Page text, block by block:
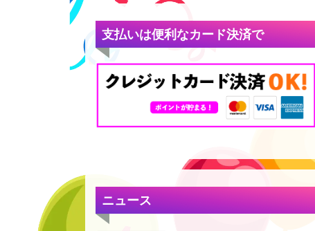
支払いは便利なカード決済で
ニュース